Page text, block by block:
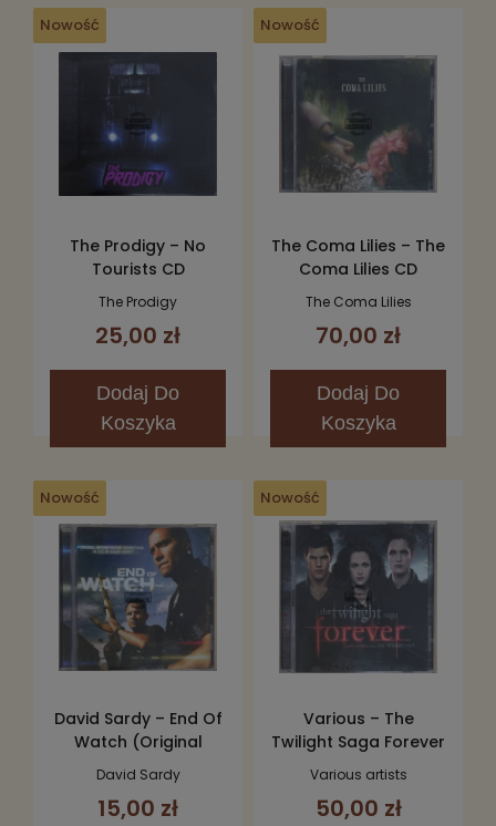
Nowość
The Prodigy – No
Tourists CD
The Prodigy
25,00 zł
Dodaj Do
Koszyka
Nowość
The Coma Lilies – The
Coma Lilies CD
The Coma Lilies
70,00 zł
Dodaj Do
Koszyka
Nowość
David Sardy – End Of
Watch (Original
Motion Picture
Soundtrack) CD
David Sardy
15,00 zł
Nowość
Various – The
Twilight Saga Forever
(Love Songs From
2CD
Various artists
50,00 zł